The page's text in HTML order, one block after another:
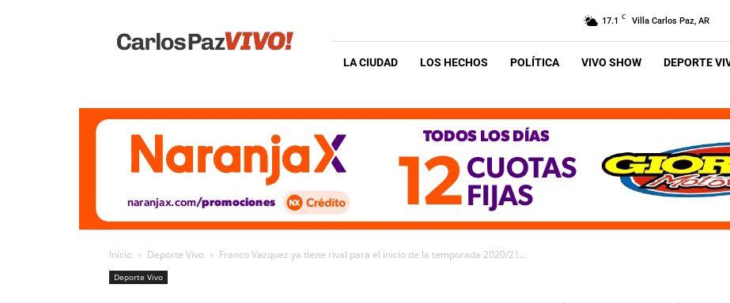
Vivo
17.1 C Villa Carlos Paz, AR
LA CIUDAD LOS HECHOS POLÍTICA VIVO SHOW DEPORTE
Inicio Deporte Vivo Franco Vazquez ya tiene rival para el inicio de la temporada 2020/21...
Deporte Vivo